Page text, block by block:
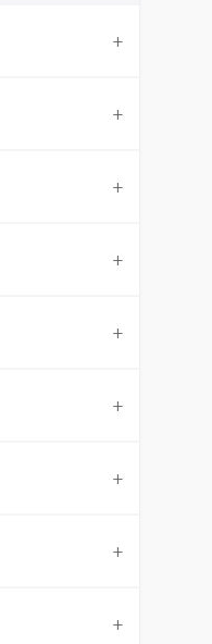
+
+
+
+
+
+
+
+
+